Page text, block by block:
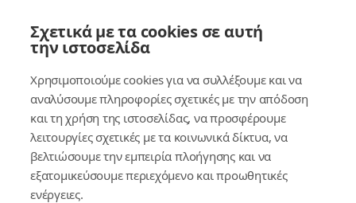
Σύνδεσμοι
Κέντρο Γνώσης
Πλατφόρμα
Εγγραφή
Για δημοσίους υπαλλήλους
Σχετικά με τα cookies σε αυτή
την ιστοσελίδα
Χρησιμοποιούμε cookies για να συλλέξουμε και να
αναλύσουμε πληροφορίες σχετικές με την απόδοση
και τη χρήση της ιστοσελίδας, να προσφέρουμε
λειτουργίες σχετικές με τα κοινωνικά δίκτυα, να
βελτιώσουμε την εμπειρία πλοήγησης και να
εξατομικεύσουμε περιεχόμενο και προωθητικές
ενέργειες.